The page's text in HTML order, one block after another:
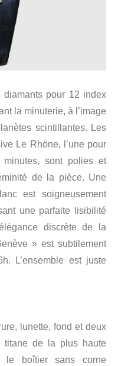
pour 12 index
la minuterie, à l’image
scintillantes. Les
Le Rhöne, l’une pour
sont polies et
de la pièce. Une
est soigneusement
une parfaite lisibilité
discrète de la
» est subtilement
L’ensemble est juste
lunette, fond et deux
de la plus haute
le boîtier sans corne